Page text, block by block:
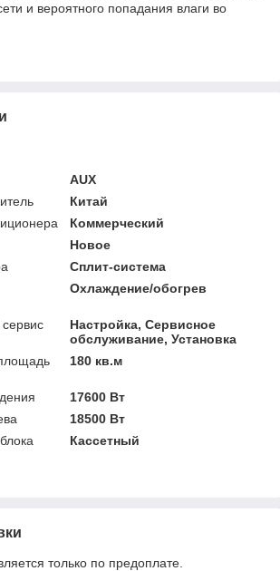
и вероятного попадания влаги во
AUX
Китай
Коммерческий
Новое
Сплит-система
Охлаждение/обогрев
Настройка, Сервисное
обслуживание, Установка
180 кв.м
17600 Вт
18500 Вт
Кассетный
только по предоплате.